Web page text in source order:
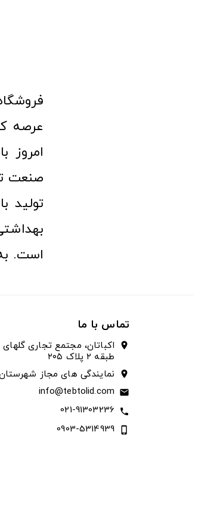
امروز
صنعت
تولید
است.
تماس با ما
location_on
اکباتان، مجتمع تجاری
طبقه ۲ پلاک ۲۰۵
location_on نمایندگی های مجاز
email
info@tebtolid.com
call
021-91303236
phone_iphone
0903-5314939